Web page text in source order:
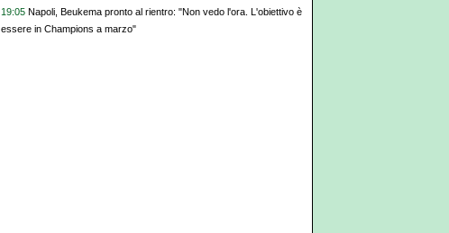
19:05 Napoli, Beukema pronto al rientro: "Non vedo l'ora. L'obiettivo è
essere in Champions a marzo"